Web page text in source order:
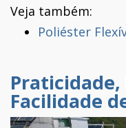
Veja também:
Poliéster
Facilidade